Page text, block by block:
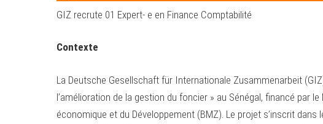
GIZ recrute 01 Expert- e en Finance Comptabilité
Contexte
La Deutsche Gesellschaft für Internationale Zusammenarbeit
l’amélioration de la gestion du foncier » au Sénégal, financé par
économique et du Développement (BMZ). Le projet s’inscrit